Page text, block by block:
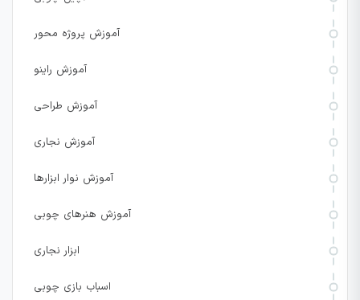
آموزش پروژه محور
آموزش راینو
آموزش طراحی
آموزش نجاری
آموزش نوار ابزارها
آموزش هنرهای چوبی
ابزار نجاری
اسباب بازی چوبی